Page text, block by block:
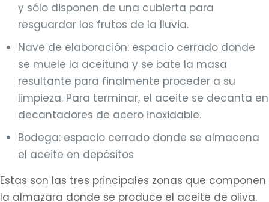
y sólo disponen de una cubierta para
resguardar los frutos de la lluvia.
Nave de elaboración: espacio cerrado donde
se muele la aceituna y se bate la masa
resultante para finalmente proceder a su
limpieza. Para terminar, el aceite se decanta en
decantadores de acero inoxidable.
Bodega: espacio cerrado donde se almacena
el aceite en depósitos
Estas son las tres principales zonas que componen
la almazara donde se produce el aceite de oliva.